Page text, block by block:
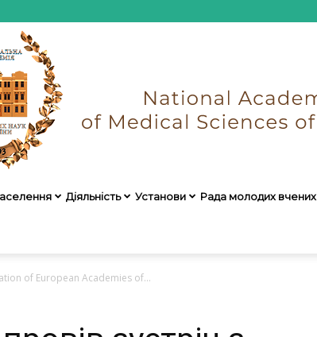
України
Діяльність Установи Рада молодих вчених
of European Academies of...